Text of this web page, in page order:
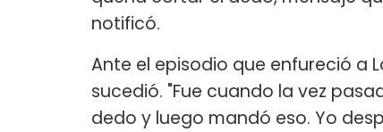
notificó.
Ante el episodio que enfureció a
sucedió. "Fue cuando la vez
dedo y luego mandó eso. Yo